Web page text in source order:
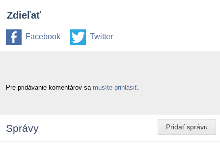
Zdieľať
Facebook Twitter
Pre pridávanie komentárov sa musíte prihlásiť
Pridať správu
Správy